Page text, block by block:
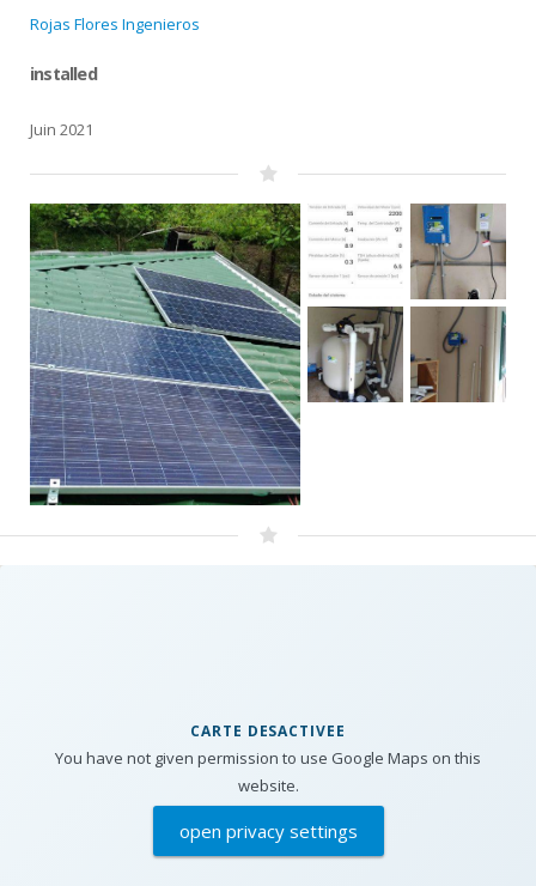
Rojas Flores Ingenieros
installed
Juin 2021
CARTE DESACTIVEE
You have not given permission to use Google Maps on this
website.
open privacy settings